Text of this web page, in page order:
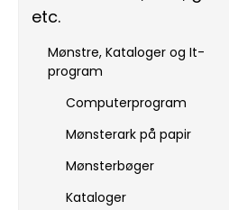
etc.
Mønstre, Kataloger og It-
program
Computerprogram
Mønsterark på papir
Mønsterbøger
Kataloger